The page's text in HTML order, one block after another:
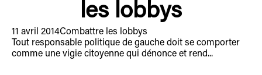
les lobbys
11 avril 2014Combattre les lobbys
Tout responsable politique de gauche doit se comporter
comme une vigie citoyenne qui dénonce et rend...